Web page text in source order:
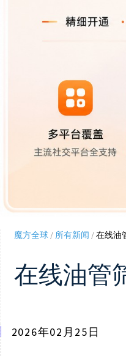
魔方全球/ 所有新闻 /在线油
在线油管
2026年02月25日